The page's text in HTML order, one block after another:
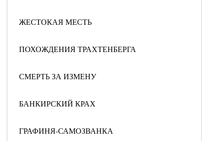
ЖЕСТОКАЯ МЕСТЬ
ПОХОЖДЕНИЯ ТРАХТЕНБЕРГА
СМЕРТЬ ЗА ИЗМЕНУ
БАНКИРСКИЙ КРАХ
ГРАФИНЯ-САМОЗВАНКА